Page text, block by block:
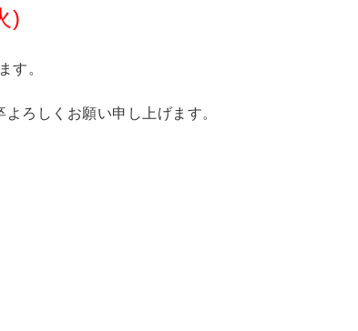
)
す。
ろしくお願い申し上げます。